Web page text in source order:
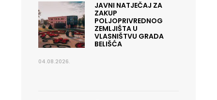
JAVNI NATJEČAJ ZA
ZAKUP
POLJOPRIVREDNOG
ZEMLJIŠTA U
VLASNIŠTVU GRADA
BELIŠĆA
04.08.2026.